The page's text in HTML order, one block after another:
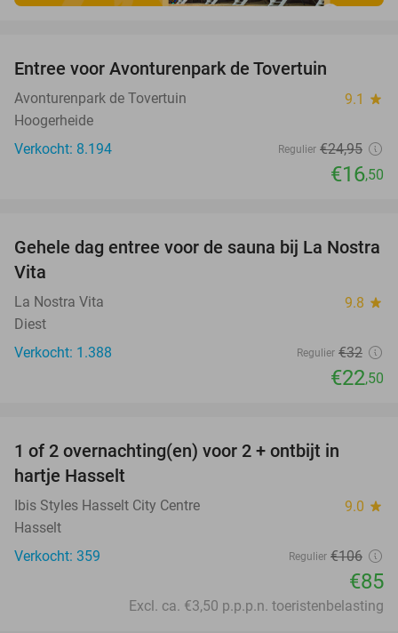
Entree voor Avonturenpark de Tovertuin
Avonturenpark de Tovertuin 9.1 star
Hoogerheide
Verkocht: 8.194
Regulier €24,95
€16,50
30%
Gehele dag entree voor de sauna bij La Nostra
Vita
La Nostra Vita 9.8 star
Diest
Verkocht: 1.388
Regulier €32
€22,50
1 of 2 overnachting(en) voor 2 + ontbijt in
hartje Hasselt
Ibis Styles Hasselt City Centre 9.0 star
Hasselt
Verkocht: 359
Regulier €106
€85
Excl. ca. €3,50 p.p.p.n. toeristenbelasting